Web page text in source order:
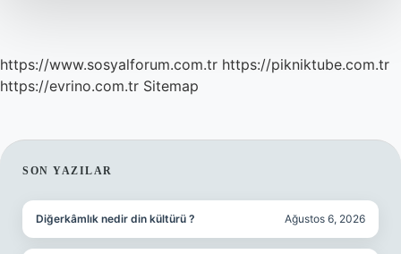
https://www.sosyalforum.com.tr https://pikniktube.com.tr
https://evrino.com.tr Sitemap
SIDEBAR
SON YAZILAR
Diğerkâmlık nedir din kültürü ? Ağustos 6, 2026